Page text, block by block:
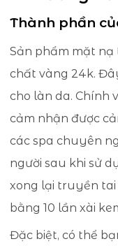
Thành phần
Sản phẩm mặt nạ
chất vàng 24k.
cho làn da. Chính
cảm nhận được
các spa chuyên
người sau khi sử
xong lại truyền
bằng 10 lần xài
Đặc biệt, có thể